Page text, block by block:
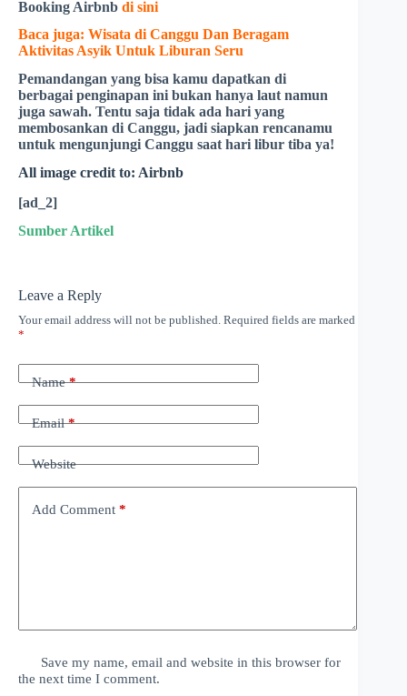
Booking Airbnb di sini
Baca juga: Wisata di Canggu Dan Beragam
Aktivitas Asyik Untuk Liburan Seru
Pemandangan yang bisa kamu dapatkan di
berbagai penginapan ini bukan hanya laut namun
juga sawah. Tentu saja tidak ada hari yang
membosankan di Canggu, jadi siapkan rencanamu
untuk mengunjungi Canggu saat hari libur tiba ya!
All image credit to: Airbnb
[ad_2]
Sumber Artikel
Leave a Reply
Your email address will not be published. Required fields are marked
*
Name*
Email*
Website
Add Comment *
Save my name, email and website in this browser for
the next time I comment.